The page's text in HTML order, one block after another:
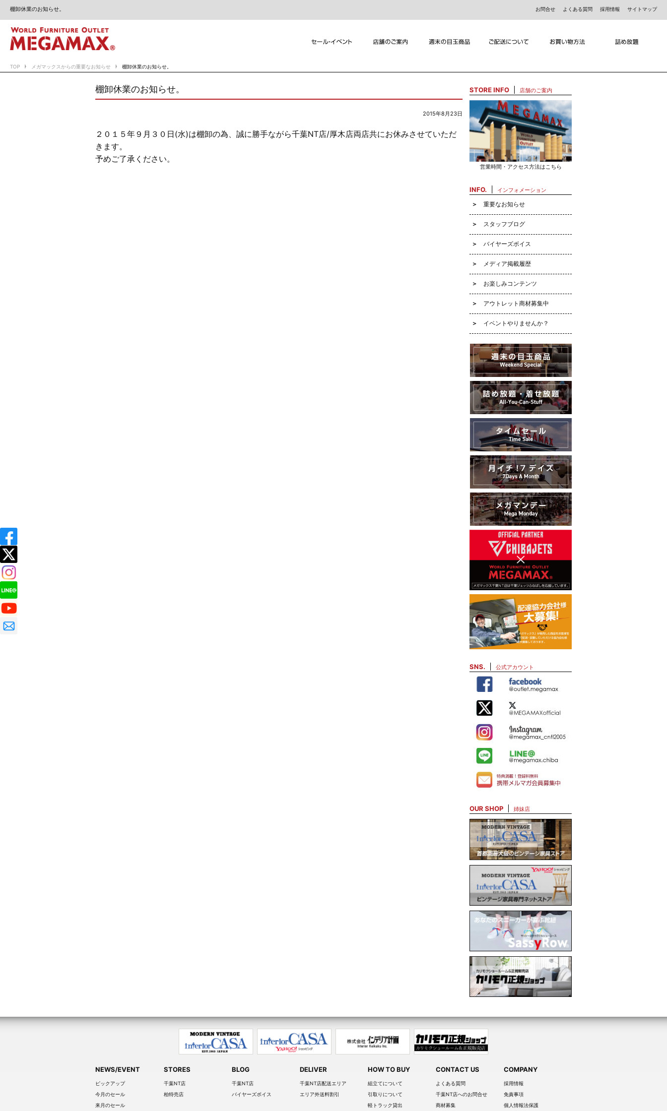
棚卸休業のお知らせ。 お問合せ よくある質問 採用情報 サイトマップ
TOP メガマックスからの重要なお知らせ 棚卸休業のお知らせ。
棚卸休業のお知らせ。
2015年8月23日
２０１５年９月３０日(水)は棚卸の為、誠に勝手ながら千葉NT店/厚木店両店共にお休みさせていただ
きます。
予めご了承ください。
STORE INFO 店舗のご案内
営業時間・アクセス方法はこちら
INFO. インフォメーション
重要なお知らせ
スタッフブログ
バイヤーズボイス
メディア掲載履歴
お楽しみコンテンツ
アウトレット商材募集中
イベントやりませんか？
SNS. 公式アカウント
OUR SHOP 姉妹店
NEWS/EVENT
ピックアップ
今月のセール
来月のセール
STORES
千葉NT店
柏特売店
BLOG
千葉NT店
バイヤーズボイス
DELIVER
千葉NT店配送エリア
エリア外送料割引
HOW TO BUY
組立てについて
引取りについて
軽トラック貸出
CONTACT US
よくある質問
千葉NT店へのお問合せ
商材募集
COMPANY
採用情報
免責事項
個人情報法保護